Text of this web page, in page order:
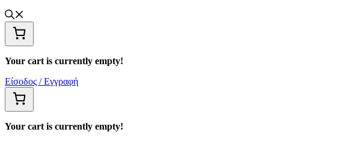
Your cart is currently empty!
Είσοδος / Εγγραφή
Your cart is currently empty!